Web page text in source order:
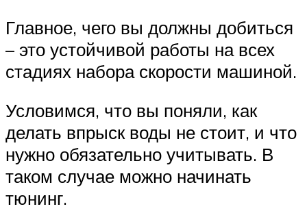
Главное, чего вы должны добиться
– это устойчивой работы на всех
стадиях набора скорости машиной.
Условимся, что вы поняли, как
делать впрыск воды не стоит, и что
нужно обязательно учитывать. В
таком случае можно начинать
тюнинг.